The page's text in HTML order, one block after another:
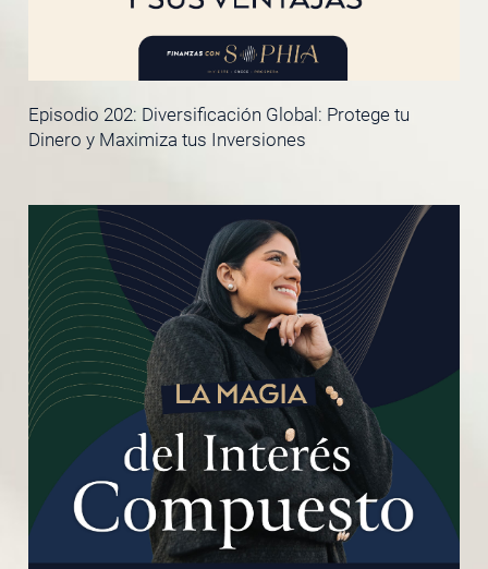
Episodio 202: Diversificación Global: Protege tu
Dinero y Maximiza tus Inversiones